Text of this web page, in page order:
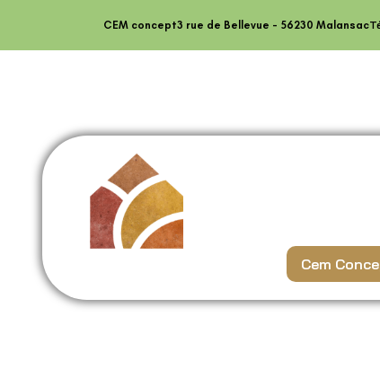
CEM concept3 rue de Bellevue - 56230 Malansac
Cem